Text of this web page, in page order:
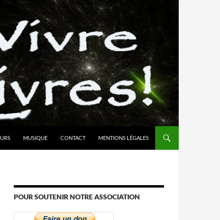
MUSIQUE CONTACT MENTIONS LÉGALES
POUR SOUTENIR NOTRE ASSOCIATION